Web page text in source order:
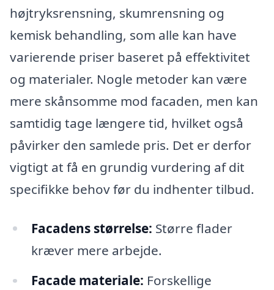
højtryksrensning, skumrensning og
kemisk behandling, som alle kan have
varierende priser baseret på effektivitet
og materialer. Nogle metoder kan være
mere skånsomme mod facaden, men kan
samtidig tage længere tid, hvilket også
påvirker den samlede pris. Det er derfor
vigtigt at få en grundig vurdering af dit
specifikke behov før du indhenter tilbud.
Facadens størrelse: Større flader
kræver mere arbejde.
Facade materiale: Forskellige